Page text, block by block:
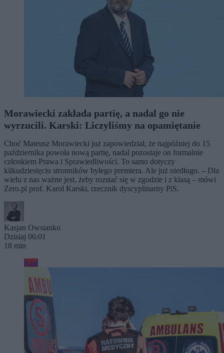
Morawiecki zakłada partię, a nadal go nie
wyrzucili. Karski: Liczyliśmy na opamiętanie
Choć Mateusz Morawiecki już zapowiedział, że najpóźniej do 15
października powoła nową partię, nadal pozostaje on formalnie
członkiem Prawa i Sprawiedliwości. To samo dotyczy
kilkudziesięciu stronników byłego premiera. Ale już niedługo. – Dla
wielu z nas ważne jest, żeby rozstać się w zgodzie i z klasą – mówi
Zero.pl prof. Karol Karski, rzecznik dyscyplinarny PiS.
Kasjan Owsianko
Dzisiaj 06:01
18 min
Kraj